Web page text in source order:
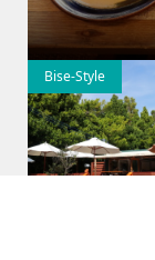
Bise-Style